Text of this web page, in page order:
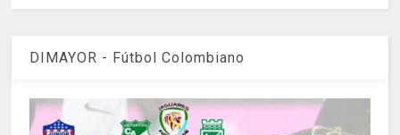
DIMAYOR - Fútbol Colombiano